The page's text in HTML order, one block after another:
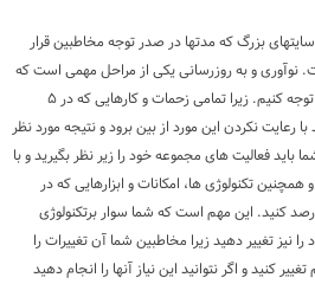
بزرگ که مدتها در صدر توجه مخاطبین قرار
نوآوری و به روزرسانی یکی از مراحل مهمی است که
باید در کسب و کار آنلاین خود به آن توجه کنیم. زیرا تمامی زحمات و کارهایی که در ۵
رعایت نکردن این مورد از بین برود و نتیجه مورد نظر
فعالیت های مجموعه خود را زیر نظر بگیرید و با
تکنولوژی ها، امکانات و ابزارهایی که در
رصد کنید. این مهم است که شما سوار برتکنولوژی
نیز تغییر دهید زیرا مخاطبین شما آن تغییرات را
کنید و اگر نتوانید این نیاز آنها را انجام دهید